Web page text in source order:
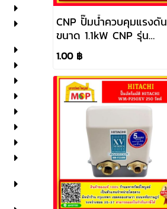
CNP ปั๊มน้ำควบคุมแรงดัน
ขนาด 1.1kW CNP รุ่น
CHME5-4 (220V)
1.00 ฿